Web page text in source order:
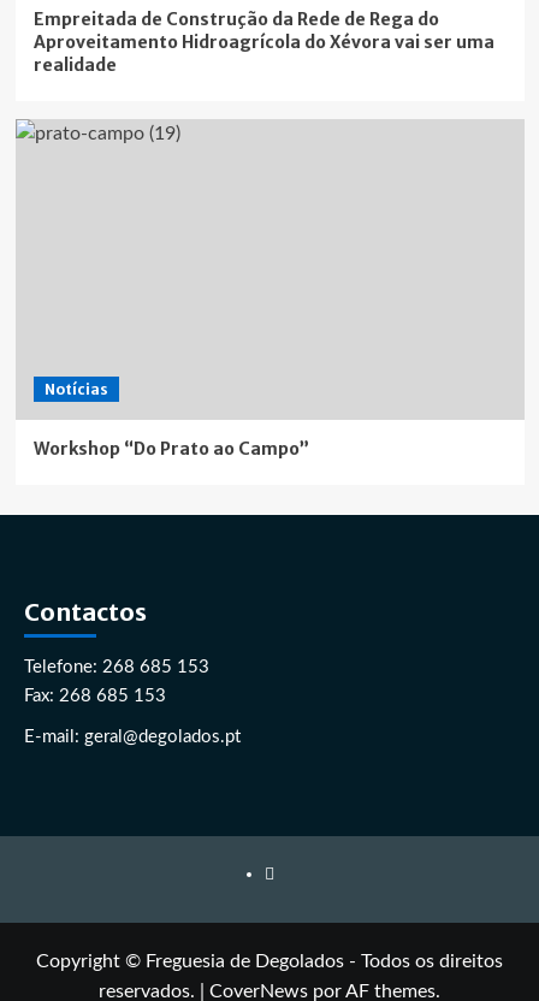
Empreitada de Construção da Rede de Rega do
Aproveitamento Hidroagrícola do Xévora vai ser uma
realidade
Notícias
Workshop “Do Prato ao Campo”
Contactos
Telefone: 268 685 153
Fax: 268 685 153
E-mail: geral@degolados.pt
Facebook
Copyright © Freguesia de Degolados - Todos os direitos
reservados.
CoverNews por AF themes.